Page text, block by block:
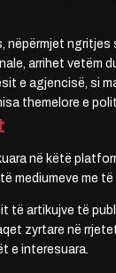
nëpërmjet
arrihet vetëm
e agjencisë, si
themelore e
në këtë
mediumeve me
të artikujve të
zyrtare në
e interesuara.